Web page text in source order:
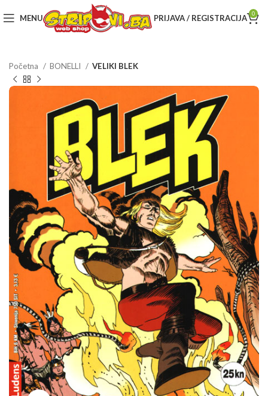
MENU PRIJAVA / REGISTRACIJA 0
Početna BONELLI VELIKI BLEK